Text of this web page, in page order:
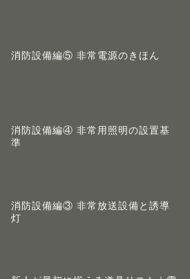
消防設備編⑤ 非常電源のきほん
消防設備編④ 非常用照明の設置基
準
消防設備編③ 非常放送設備と誘導
灯